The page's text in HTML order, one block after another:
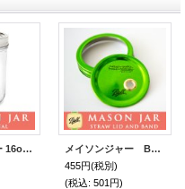
メイソンジャー 16oz(473ml) ワイドマウス Ball Mason jar オリジナル クリア
メイソンジャー Ball社 レギュラーマウス用 ストロー用蓋 フタ Mason jar グリーン
455円(税別)
(税込: 501円)